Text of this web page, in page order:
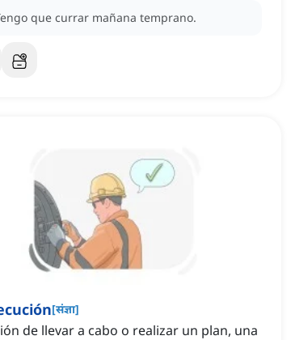
que currar mañana temprano.
[संज्ञा]
de llevar a cabo o realizar un plan, una